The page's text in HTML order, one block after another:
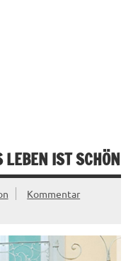
LEBEN IST SCHÖN
Kommentar